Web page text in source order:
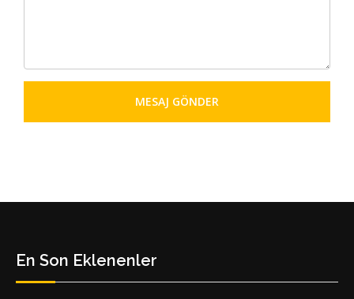
MESAJ GÖNDER
En Son Eklenenler